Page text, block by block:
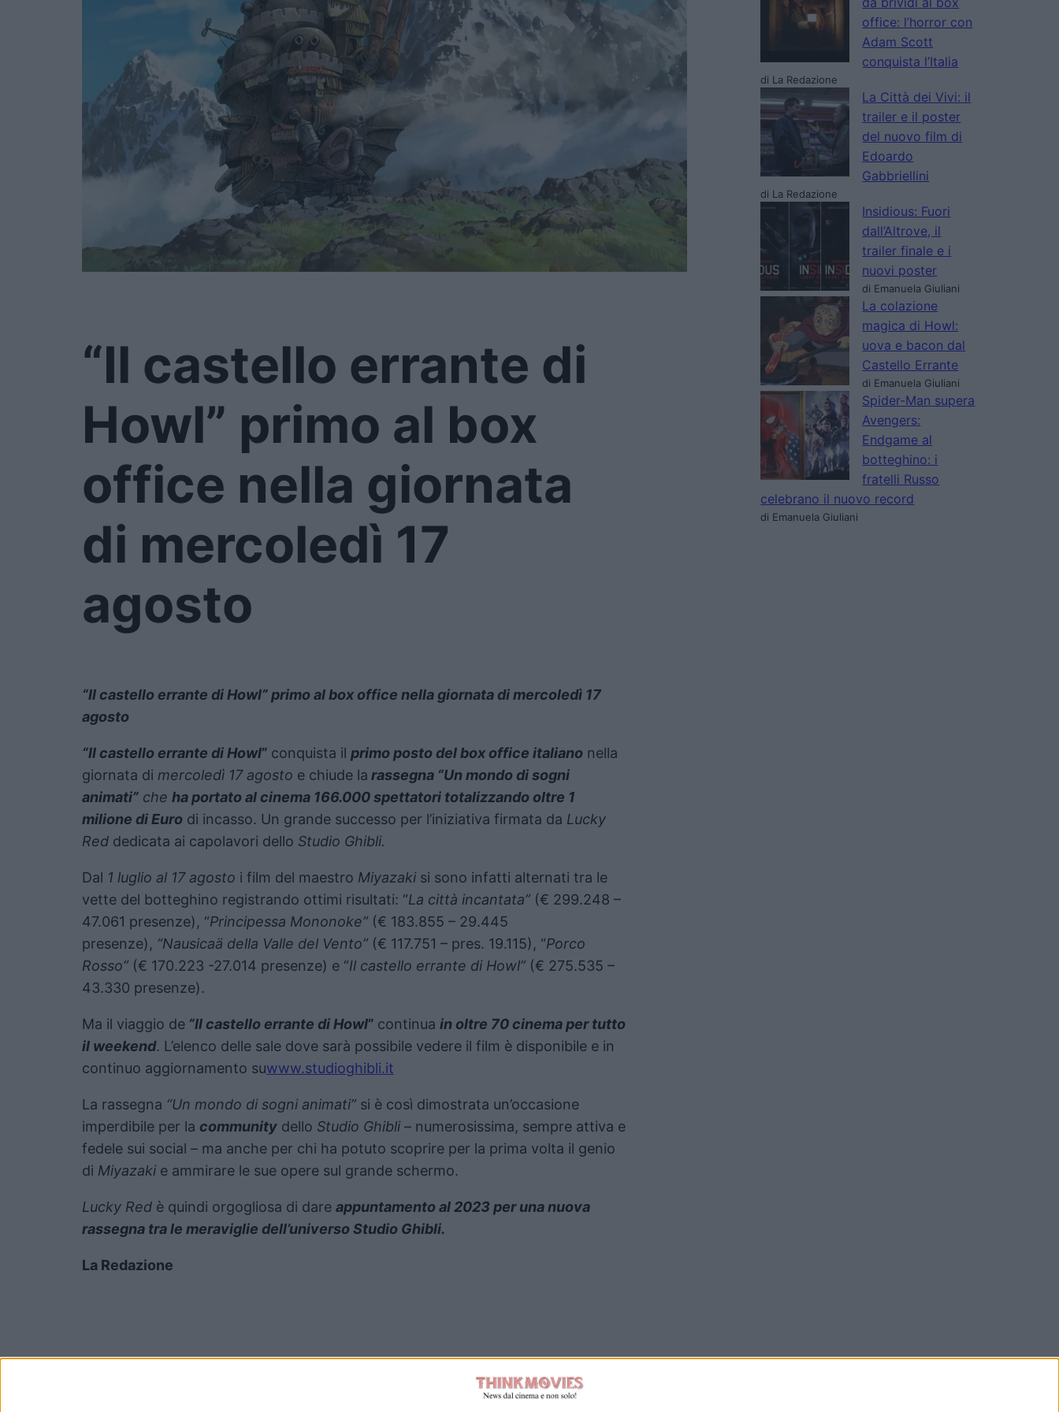
“Il castello errante di
Howl” primo al box
office nella giornata
di mercoledì 17
agosto
“Il castello errante di Howl” primo al box office nella giornata di mercoledì 17
agosto
“Il castello errante di Howl” conquista il primo posto del box office italiano nella
giornata di mercoledì 17 agosto e chiude la rassegna “Un mondo di sogni
animati” che ha portato al cinema 166.000 spettatori totalizzando oltre 1
milione di Euro di incasso. Un grande successo per l’iniziativa firmata da Lucky
Red dedicata ai capolavori dello Studio Ghibli.
Dal 1 luglio al 17 agosto i film del maestro Miyazakisi sono infatti alternati tra le
vette del botteghino registrando ottimi risultati: “La città incantata” (€ 299.248 –
47.061 presenze), “Principessa Mononoke” (€ 183.855 – 29.445
presenze), “Nausicaä della Valle del Vento” (€ 117.751 – pres. 19.115), “Porco
Rosso” (€ 170.223 -27.014 presenze) e “Il castello errante di Howl” (€ 275.535 –
43.330 presenze).
Ma il viaggio de “Il castello errante di Howl” continua in oltre 70 cinema per tutto
il weekend. L’elenco delle sale dove sarà possibile vedere il film è disponibile e in
continuo aggiornamento suwww.studioghibli.it
La rassegna “Un mondo di sogni animati” si è così dimostrata un’occasione
imperdibile per la community dello Studio Ghibli– numerosissima, sempre attiva e
fedele sui social – ma anche per chi ha potuto scoprire per la prima volta il genio
di Miyazakie ammirare le sue opere sul grande schermo.
Lucky Red è quindi orgogliosa di dare appuntamento al 2023 per una nuova
rassegna tra le meraviglie dell’universo Studio Ghibli.
La Redazione
office: l’horror con
Adam Scott
conquista l’Italia
di La Redazione
La Città dei Vivi: il
trailer e il poster
del nuovo film di
Edoardo
Gabbriellini
di La Redazione
Insidious: Fuori
dall’Altrove, il
trailer finale e i
nuovi poster
di Emanuela Giuliani
La colazione
magica di Howl:
uova e bacon dal
Castello Errante
di Emanuela Giuliani
Spider-Man supera
Avengers:
Endgame al
botteghino: i
fratelli Russo
celebrano il nuovo record
di Emanuela Giuliani